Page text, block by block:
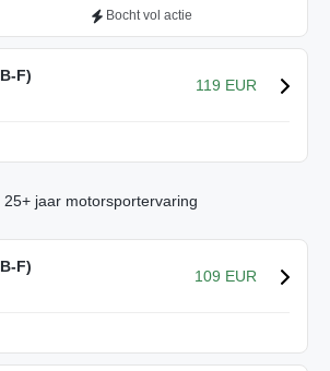
Bocht vol actie
F)
119 EUR
25+ jaar motorsportervaring
F)
109 EUR